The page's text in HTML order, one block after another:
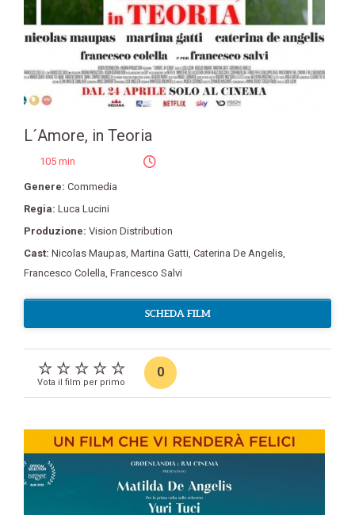
L´Amore, in Teoria
105 min
Genere: Commedia
Regia: Luca Lucini
Produzione: Vision Distribution
Cast: Nicolas Maupas Martina Gatti Caterina De Angelis
Francesco Colella Francesco Salvi
SCHEDA FILM
Vota il film per primo
0